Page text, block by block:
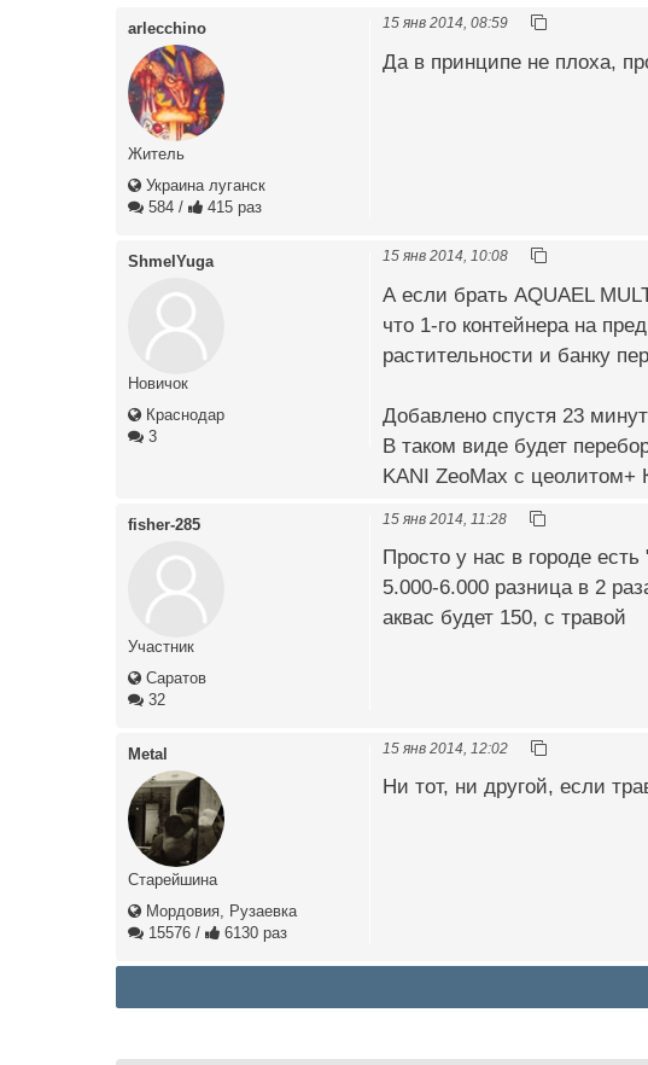
arlecchino
Житель
Украина луганск
584 / 415 раз
15 янв 2014, 08:59
Да в принципе не плоха,
ShmelYuga
Новичок
Краснодар
3
15 янв 2014, 10:08
А если брать AQUAEL
что 1-го контейнера на
растительности и банку
Добавлено спустя 23
В таком виде будет
KANI ZeoMax с цеолитом+
fisher-285
Участник
Саратов
32
15 янв 2014, 11:28
Просто у нас в городе
5.000-6.000 разница в 2
аквас будет 150, с травой
Metal
Старейшина
Мордовия, Рузаевка
15576 / 6130 раз
15 янв 2014, 12:02
Ни тот, ни другой, если